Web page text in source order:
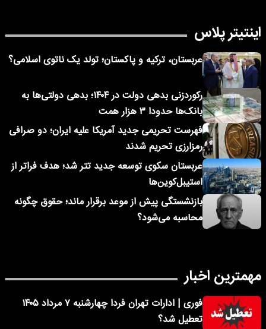
اینتیتر پلاس
عربستان، ترکیه و پاکستان؛ تولد یک ناتوی اسلامی؟
رکوردزنی بدهی دولت در ۱۴۰۴؛ بدهی دولتی‌ها به
بانک‌ها حدودا ۳ هزار همت
فهرست تحریمی جدید آمریکا علیه ایران؛ دو صرافی
رمزارزی تحریم شدند
عربستان سکوی توسعه جدید تتر شد؛ هدف فراتر از
استیبل‌کوین‌ها
بازنشستگی پیش از موعد برقرار ماند؛ حقوق چگونه
محاسبه می‌شود؟
مهمترین اخبار
فوری | ادارات تهران فردا چهارشنبه ۷ مرداد ۱۴۰۵
تعطیل شد؟